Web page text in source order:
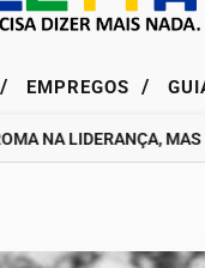
/ EMPREGOS /
LIDERANÇA, MAS